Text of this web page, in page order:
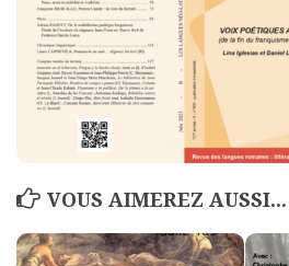
Polifonia
Concours
Programmes
Rapports
« Au menu »
VOUS AIMEREZ AUSSI...